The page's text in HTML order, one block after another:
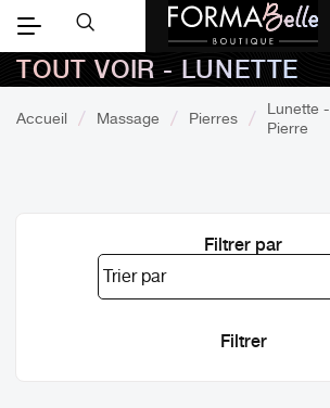
TOUT VOIR - LUNETTE
Accueil Massage Pierres
Lunette -
Pierre
Filtrer par